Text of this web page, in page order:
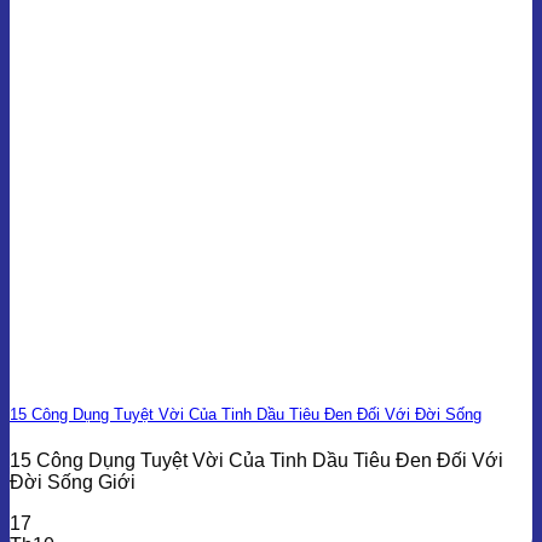
15 Công Dụng Tuyệt Vời Của Tinh Dầu Tiêu Đen Đối Với Đời Sống
15 Công Dụng Tuyệt Vời Của Tinh Dầu Tiêu Đen Đối Với
Đời Sống Giới
17